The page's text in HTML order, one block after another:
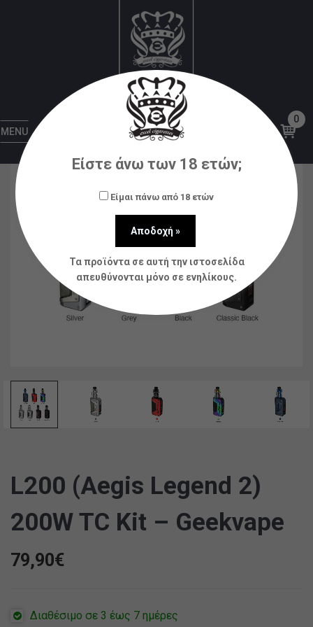
MENU
0
Ηλεκτρονικά Τσιγάρα
Legend 2) 200W TC Kit – Geekvape
L200 (Aegis Legend 2)
200W TC Kit – Geekvape
79,90€
Διαθέσιμο σε 3 έως 7 ημέρες
Είστε άνω των 18 ετών;
Είμαι πάνω από 18 ετών
Τα προϊόντα σε αυτή την ιστοσελίδα
απευθύνονται μόνο σε ενηλίκους.